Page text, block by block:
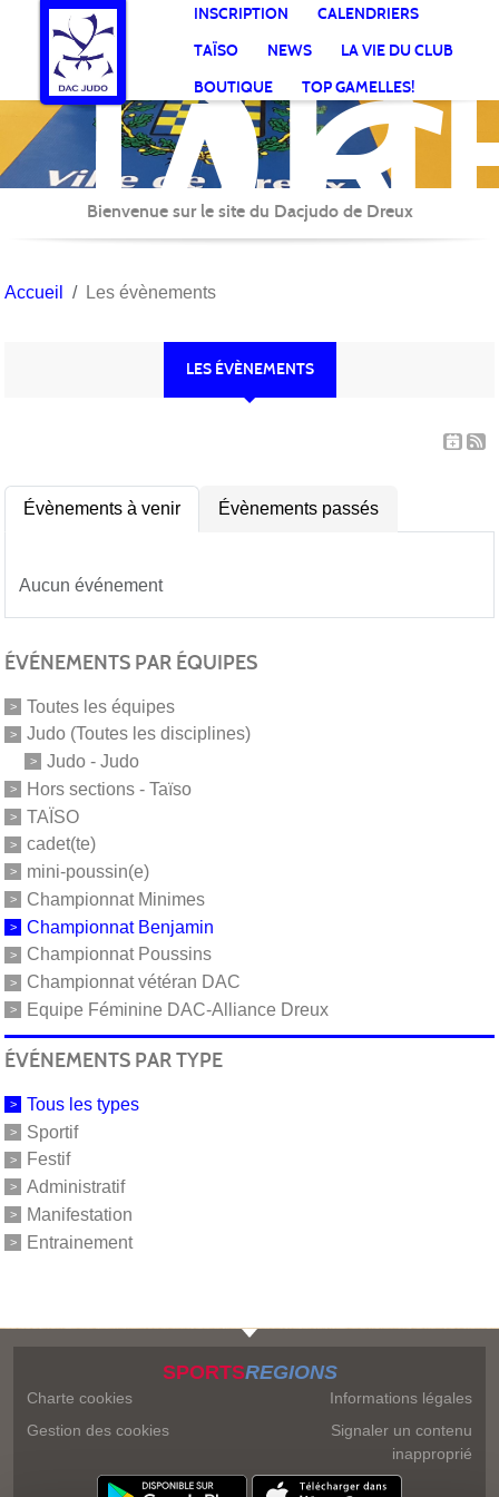
INSCRIPTION
CALENDRIERS
TAÏSO
NEWS
LA VIE DU CLUB
BOUTIQUE
TOP GAMELLES!
AC
Bienvenue sur le site du Dacjudo de Dreux
Accueil Les évènements
LES ÉVÈNEMENTS
Évènements à venir Évènements passés
Aucun événement
ÉVÉNEMENTS PAR ÉQUIPES
Toutes les équipes
Judo (Toutes les disciplines)
Judo - Judo
Hors sections - Taïso
TAÏSO
cadet(te)
mini-poussin(e)
Championnat Minimes
Championnat Benjamin
Championnat Poussins
Championnat vétéran DAC
Equipe Féminine DAC-Alliance Dreux
ÉVÉNEMENTS PAR TYPE
Tous les types
Sportif
Festif
Administratif
Manifestation
Entrainement
SPORTSREGIONS
Charte cookies
Gestion des cookies
Informations légales
Signaler un contenu
inapproprié
Panneau de gestion des cookies